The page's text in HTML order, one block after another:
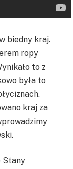
biedny kraj.
ropy
to z
była to
kraj za
Stany